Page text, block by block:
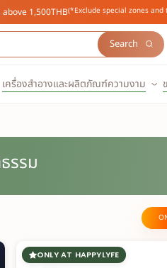
1,500THB(*Exclude special zones
Search
เครื่องสำอางและผลิตภัณฑ์ความงาม
รรม
ONLY AT HAPPYLYFE